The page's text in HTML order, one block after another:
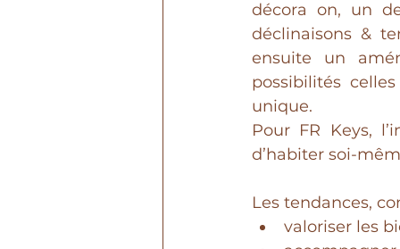
décora on, un
déclinaisons &
ensuite un
possibilités
unique.
Pour FR Keys,
d’habiter soi-
Les tendances,
valoriser les